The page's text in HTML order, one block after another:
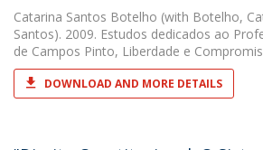
Catarina Santos Botelho (with Botelho,
Santos). 2009. Estudos dedicados ao
de Campos Pinto, Liberdade e
DOWNLOAD AND MORE DETAILS